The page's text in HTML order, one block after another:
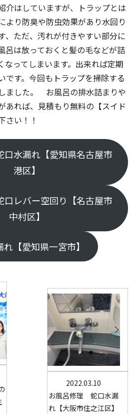
介はしていますが、トラップとは
より防臭や防虫効果があり水回り
、ただ、汚れが付きやすい部分に
呂は放っておくと髪の毛などが詰
なってしまいます。出来れば定期
です。今回もトラップを掃除する
ました。 お風呂の排水詰まりや
あれば、見積もり無料の【スイド
さい！！
水漏れ【愛知県名古屋市
港区】
レバー空回り【名古屋市
中村区】
【愛知県一宮市】
2022.03.10
お風呂修理 蛇口水漏
れ【大阪市住之江区】